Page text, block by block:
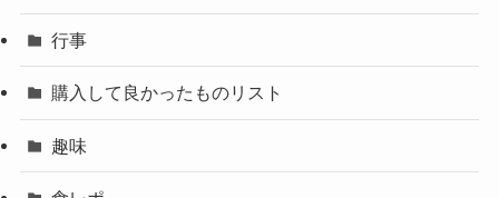
行事
購入して良かったものリスト
趣味